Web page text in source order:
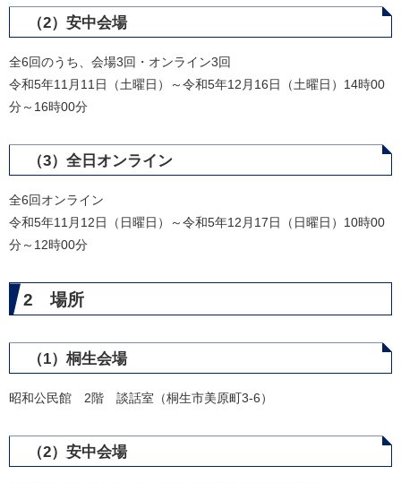
（2）安中会場
全6回のうち、会場3回・オンライン3回
令和5年11月11日（土曜日）～令和5年12月16日（土曜日）14時00
分～16時00分
（3）全日オンライン
全6回オンライン
令和5年11月12日（日曜日）～令和5年12月17日（日曜日）10時00
分～12時00分
2 場所
（1）桐生会場
昭和公民館 2階 談話室（桐生市美原町3-6）
（2）安中会場